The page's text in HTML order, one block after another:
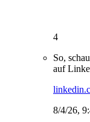
4
So,
auf
8/4/26,